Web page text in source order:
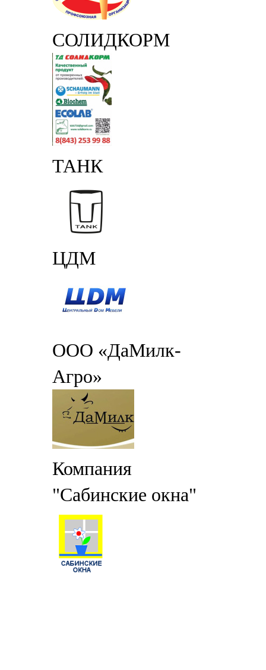
СОЛИДКОРМ
ТАНК
ЦДМ
ООО «ДаМилк-
Агро»
Компания
"Сабинские окна"